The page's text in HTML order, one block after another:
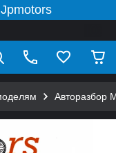
Авторазбор